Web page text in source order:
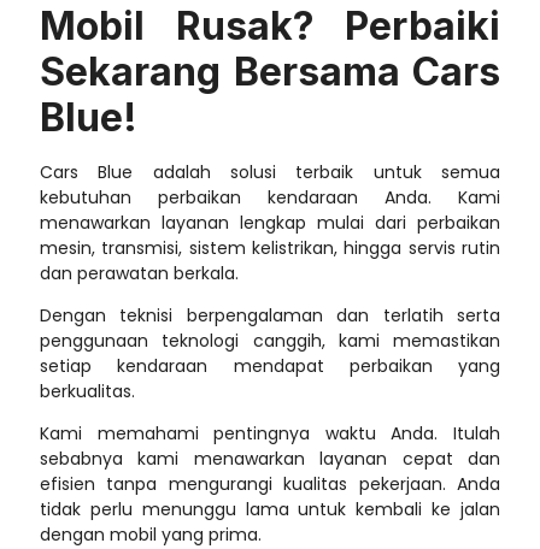
Mobil Rusak? Perbaiki
Sekarang Bersama Cars
Blue!
Cars Blue adalah solusi terbaik untuk semua
kebutuhan perbaikan kendaraan Anda. Kami
menawarkan layanan lengkap mulai dari perbaikan
mesin, transmisi, sistem kelistrikan, hingga servis rutin
dan perawatan berkala.
Dengan teknisi berpengalaman dan terlatih serta
penggunaan teknologi canggih, kami memastikan
setiap kendaraan mendapat perbaikan yang
berkualitas.
Kami memahami pentingnya waktu Anda. Itulah
sebabnya kami menawarkan layanan cepat dan
efisien tanpa mengurangi kualitas pekerjaan. Anda
tidak perlu menunggu lama untuk kembali ke jalan
dengan mobil yang prima.